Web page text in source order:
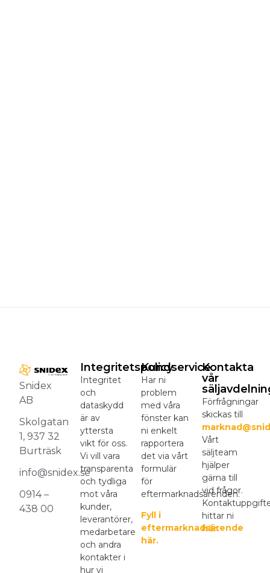
Snidex
AB
Skolgatan
1, 937 32
Burträsk
info@snidex.se
0914 –
438 00
Integritetspolicy
Integritet
och
dataskydd
är av
yttersta
vikt för oss.
Vi vill vara
transparenta
och tydliga
mot våra
kunder,
leverantörer,
medarbetare
och andra
kontakter i
hur vi
Kundservice
Har ni
problem
med våra
fönster kan
ni enkelt
rapportera
det via vårt
formulär
för
eftermarknadsärenden.
Fyll i
eftermarknadsärende
här.
Kontakta
vår
Förfrågningar
skickas till
Vårt
säljteam
hjälper
gärna till
vid frågor.
hittar ni
här.